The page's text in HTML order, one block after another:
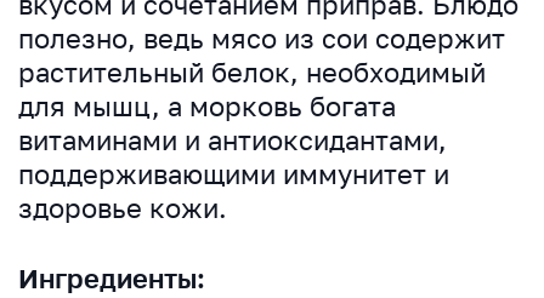
полезно, ведь мясо из сои содержит
растительный белок, необходимый
для мышц, а морковь богата
витаминами и антиоксидантами,
поддерживающими иммунитет и
здоровье кожи.
Ингредиенты: